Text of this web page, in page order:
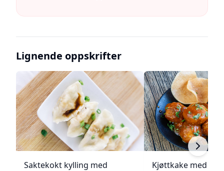
Lignende oppskrifter
Saktekokt kylling med
Kjøttkake med